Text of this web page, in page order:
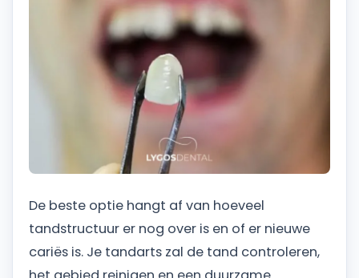
De beste optie hangt af van hoeveel
tandstructuur er nog over is en of er nieuwe
cariës is. Je tandarts zal de tand controleren,